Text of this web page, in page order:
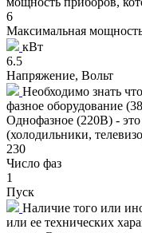
6
Максимальная
кВт
6.5
Напряжение, Вольт
Необходимо знать
фазное оборудование
Однофазное (220В) -
(холодильники,
230
Число фаз
1
Пуск
Наличие того или
или ее технических